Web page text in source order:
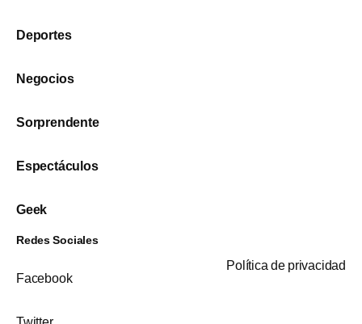
Deportes
Negocios
Sorprendente
Espectáculos
Geek
Redes Sociales
Facebook
Política de privacidad